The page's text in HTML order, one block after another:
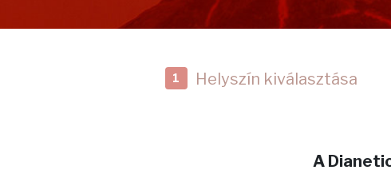
1 Helyszín kiválasztása
A